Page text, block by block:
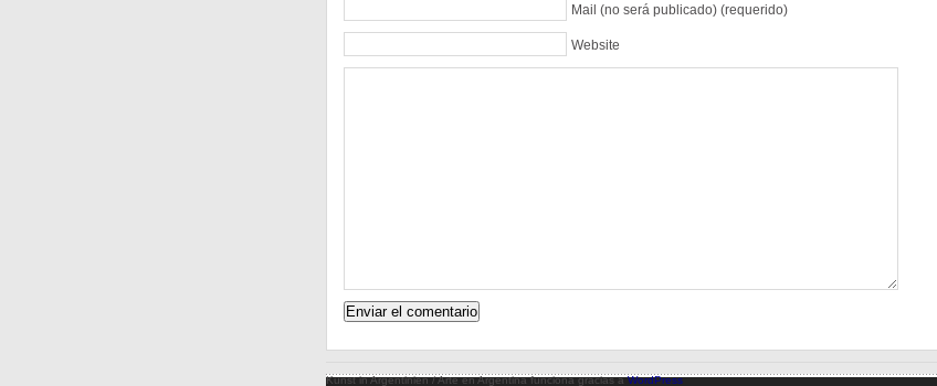
Mail (no será publicado) (requerido)
Website
Kunst in Argentinien / Arte en Argentina funciona gracias aWordPress